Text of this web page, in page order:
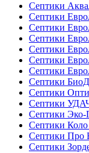
Септики
Септики
Септики
Септики
Септики
Септики
Септики
Септики
Септики
Септики
Септики Эко-
Септики
Септики Про
Септики